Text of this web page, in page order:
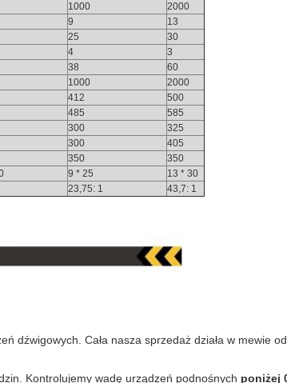
1000
2000
9
13
25
30
4
3
38
60
1000
2000
412
500
485
585
300
325
300
405
350
350
9 * 25
13 * 30
23,75: 1 43,7: 1
dźwigowych. Cała nasza sprzedaż działa w mewie
Kontrolujemy wadę urządzeń podnośnych poniżej